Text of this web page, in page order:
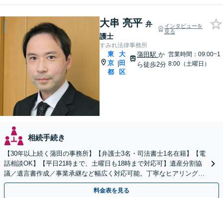
大串 亮平 弁
護士
インタビューを
見る
すみれ法律事務所
東
京
都
|
大
田
区
蒲田駅 か
ら徒歩2分
営業時間：09:00~1
8:00（土曜日）
相続手続き
【30年以上続く蒲田の事務所】【弁護士3名・司法書士1名在籍】【電
話相談OK】【平日21時まで、土曜日も18時まで対応可】遺産分割協
議／遺言書作成／事業承継など幅広く対応可能。丁寧なヒアリングを
心がけております【蒲田駅2分】
料金表を見る